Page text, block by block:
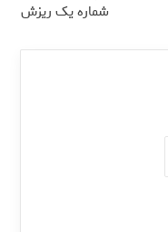
شماره یک ریزش